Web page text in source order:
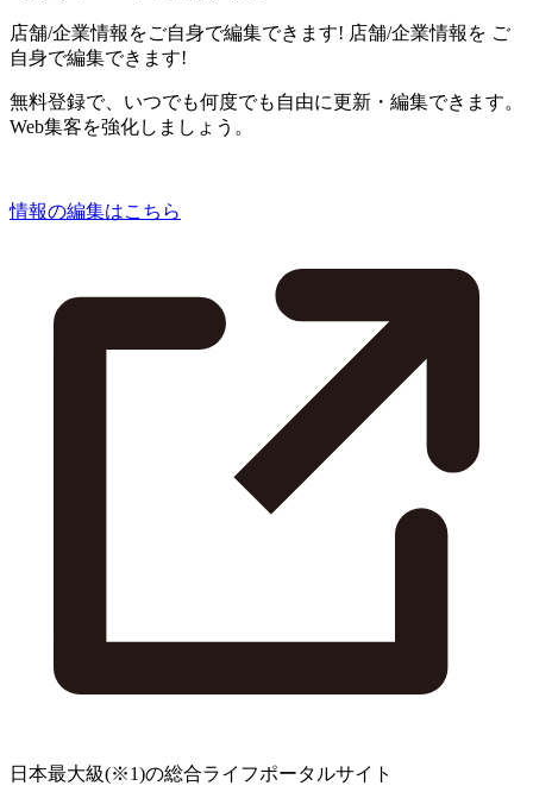
店舗/企業情報をご自身で編集できます! 店舗/企業情報を ご
自身で編集できます!
無料登録で、いつでも何度でも自由に更新・編集できます。
Web集客を強化しましょう。
情報の編集はこちら
日本最大級(※1)の総合ライフポータルサイト